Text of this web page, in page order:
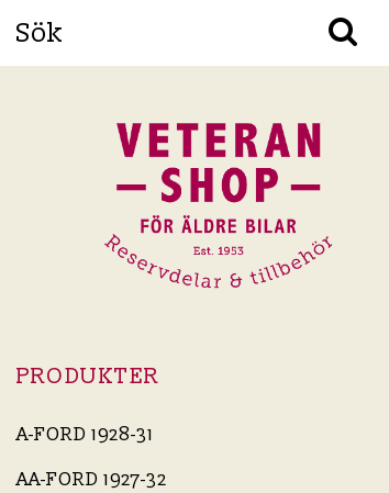
PRODUKTER
A-FORD 1928-31
AA-FORD 1927-32